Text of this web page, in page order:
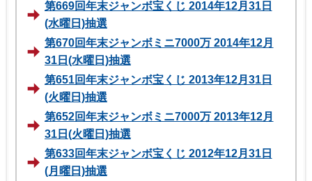
第669回年末ジャンボ宝くじ 2014年12月31日
(水曜日)抽選
第670回年末ジャンボミニ7000万 2014年12月
31日(水曜日)抽選
第651回年末ジャンボ宝くじ 2013年12月31日
(火曜日)抽選
第652回年末ジャンボミニ7000万 2013年12月
31日(火曜日)抽選
第633回年末ジャンボ宝くじ 2012年12月31日
(月曜日)抽選